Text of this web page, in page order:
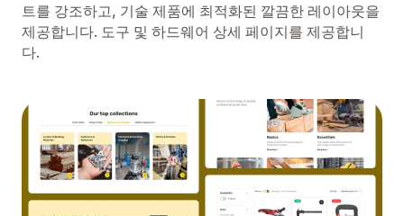
트를 강조하고, 기술 제품에 최적화된 깔끔한 레이아웃을
제공합니다. 도구 및 하드웨어 상세 페이지를 제공합니
다.